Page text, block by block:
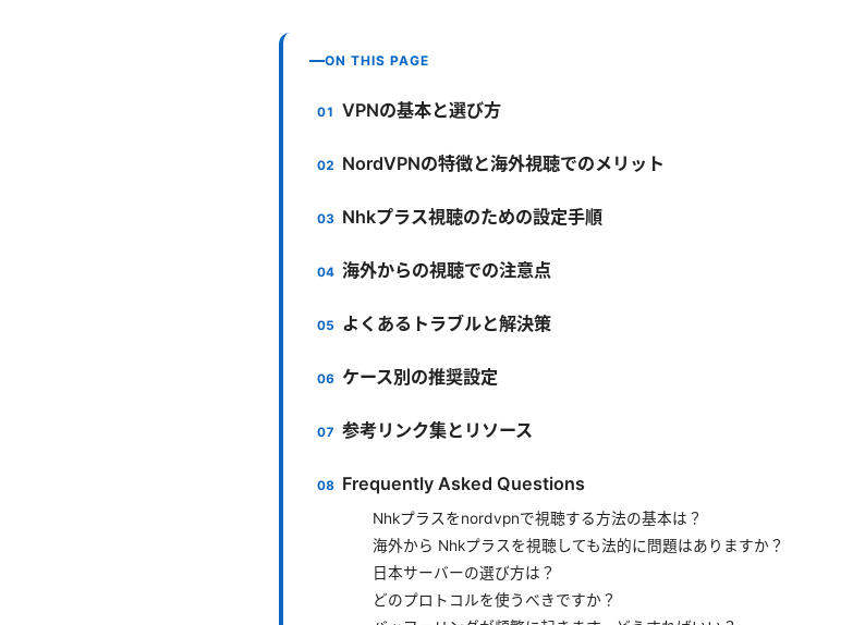
ON THIS PAGE
VPNの基本と選び方
NordVPNの特徴と海外視聴でのメリット
Nhkプラス視聴のための設定手順
海外からの視聴での注意点
よくあるトラブルと解決策
ケース別の推奨設定
参考リンク集とリソース
Frequently Asked Questions
Nhkプラスをnordvpnで視聴する方法の基本は？
海外から Nhkプラスを視聴しても法的に問題はありますか？
日本サーバーの選び方は？
どのプロトコルを使うべきですか？